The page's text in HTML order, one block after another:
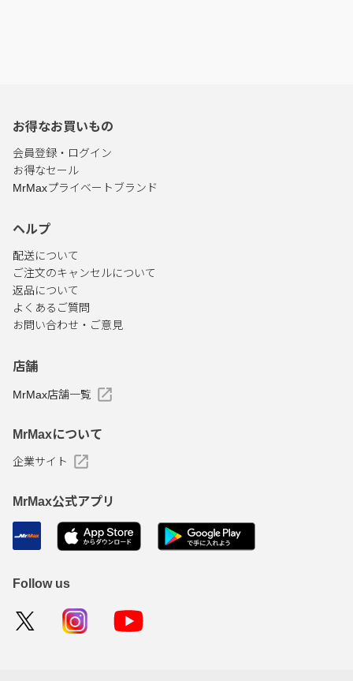
お得なお買いもの
会員登録・ログイン
お得なセール
MrMaxプライベートブランド
ヘルプ
配送について
ご注文のキャンセルについて
返品について
よくあるご質問
お問い合わせ・ご意見
店舗
MrMax店舗一覧
MrMaxについて
企業サイト
MrMax公式アプリ
Follow us